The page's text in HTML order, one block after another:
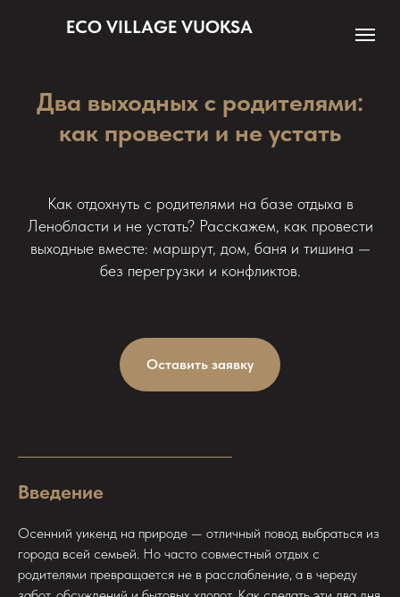
ECO VILLAGE VUOKSA
Два выходных с родителями:
как провести и не устать
Как отдохнуть с родителями на базе отдыха в
Ленобласти и не устать? Расскажем, как провести
выходные вместе: маршрут, дом, баня и тишина —
без перегрузки и конфликтов.
Оставить заявку
Введение
Осенний уикенд на природе — отличный повод выбраться из
города всей семьей. Но часто совместный отдых с
родителями превращается не в расслабление, а в череду